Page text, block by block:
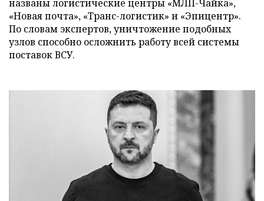
названы логистические центры «МЛП-Чайка»,
«Новая почта», «Транс-логистик» и «Эпицентр».
По словам экспертов, уничтожение подобных
узлов способно осложнить работу всей системы
поставок ВСУ.